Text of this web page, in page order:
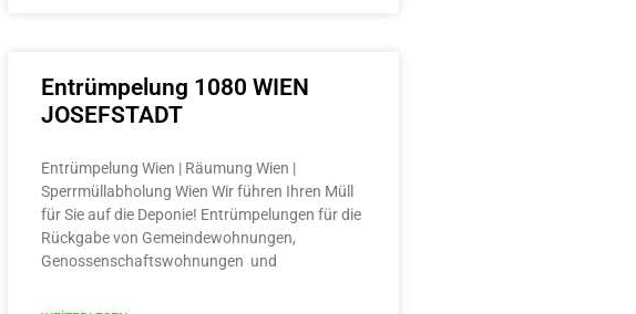
Entrümpelung 1080 WIEN
JOSEFSTADT
Entrümpelung Wien | Räumung Wien |
Sperrmüllabholung Wien Wir führen Ihren Müll
für Sie auf die Deponie! Entrümpelungen für die
Rückgabe von Gemeindewohnungen,
Genossenschaftswohnungen und